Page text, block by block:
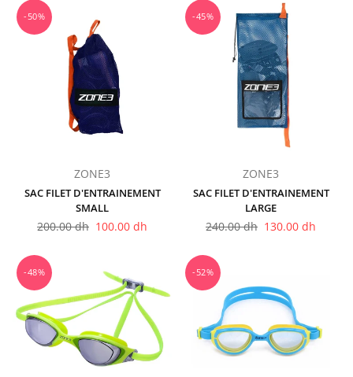
-50%
ZONE3
SAC FILET D'ENTRAINEMENT
SMALL
Prix
200.00 dh 100.00 dh
-45%
ZONE3
SAC FILET D'ENTRAINEMENT
LARGE
Prix
240.00 dh 130.00 dh
-48% -52%